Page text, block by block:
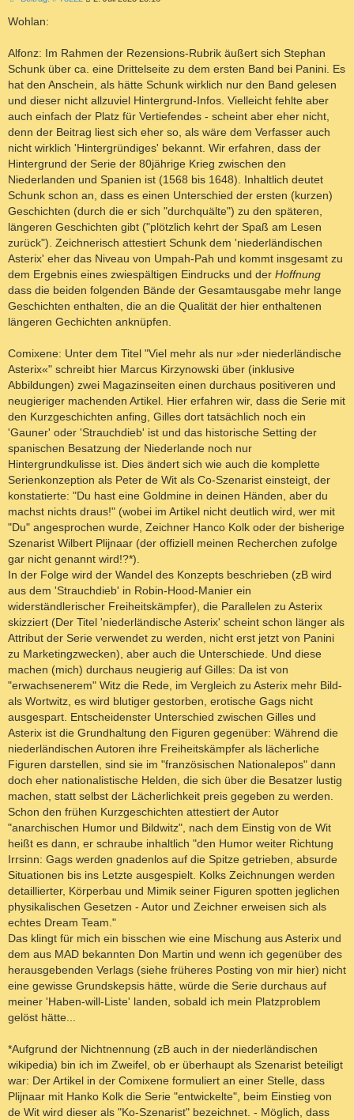
a
g
Wohlan:
Alfonz: Im Rahmen der Rezensions-Rubrik äußert sich Stephan
Schunk über ca. eine Drittelseite zu dem ersten Band bei Panini. Es
hat den Anschein, als hätte Schunk wirklich nur den Band gelesen
und dieser nicht allzuviel Hintergrund-Infos. Vielleicht fehlte aber
auch einfach der Platz für Vertiefendes - scheint aber eher nicht,
denn der Beitrag liest sich eher so, als wäre dem Verfasser auch
nicht wirklich 'Hintergründiges' bekannt. Wir erfahren, dass der
Hintergrund der Serie der 80jährige Krieg zwischen den
Niederlanden und Spanien ist (1568 bis 1648). Inhaltlich deutet
Schunk schon an, dass es einen Unterschied der ersten (kurzen)
Geschichten (durch die er sich "durchquälte") zu den späteren,
längeren Geschichten gibt ("plötzlich kehrt der Spaß am Lesen
zurück"). Zeichnerisch attestiert Schunk dem 'niederländischen
Asterix' eher das Niveau von Umpah-Pah und kommt insgesamt zu
dem Ergebnis eines zwiespältigen Eindrucks und der Hoffnung
dass die beiden folgenden Bände der Gesamtausgabe mehr lange
Geschichten enthalten, die an die Qualität der hier enthaltenen
längeren Gechichten anknüpfen.
Comixene: Unter dem Titel "Viel mehr als nur »der niederländische
Asterix«" schreibt hier Marcus Kirzynowski über (inklusive
Abbildungen) zwei Magazinseiten einen durchaus positiveren und
neugieriger machenden Artikel. Hier erfahren wir, dass die Serie mit
den Kurzgeschichten anfing, Gilles dort tatsächlich noch ein
'Gauner' oder 'Strauchdieb' ist und das historische Setting der
spanischen Besatzung der Niederlande noch nur
Hintergrundkulisse ist. Dies ändert sich wie auch die komplette
Serienkonzeption als Peter de Wit als Co-Szenarist einsteigt, der
konstatierte: "Du hast eine Goldmine in deinen Händen, aber du
machst nichts draus!" (wobei im Artikel nicht deutlich wird, wer mit
"Du" angesprochen wurde, Zeichner Hanco Kolk oder der bisherige
Szenarist Wilbert Plijnaar (der offiziell meinen Recherchen zufolge
gar nicht genannt wird!?*).
In der Folge wird der Wandel des Konzepts beschrieben (zB wird
aus dem 'Strauchdieb' in Robin-Hood-Manier ein
widerständlerischer Freiheitskämpfer), die Parallelen zu Asterix
skizziert (Der Titel 'niederländische Asterix' scheint schon länger als
Attribut der Serie verwendet zu werden, nicht erst jetzt von Panini
zu Marketingzwecken), aber auch die Unterschiede. Und diese
machen (mich) durchaus neugierig auf Gilles: Da ist von
"erwachsenerem" Witz die Rede, im Vergleich zu Asterix mehr Bild-
als Wortwitz, es wird blutiger gestorben, erotische Gags nicht
ausgespart. Entscheidenster Unterschied zwischen Gilles und
Asterix ist die Grundhaltung den Figuren gegenüber: Während die
niederländischen Autoren ihre Freiheitskämpfer als lächerliche
Figuren darstellen, sind sie im "französischen Nationalepos" dann
doch eher nationalistische Helden, die sich über die Besatzer lustig
machen, statt selbst der Lächerlichkeit preis gegeben zu werden.
Schon den frühen Kurzgeschichten attestiert der Autor
"anarchischen Humor und Bildwitz", nach dem Einstig von de Wit
heißt es dann, er schraube inhaltlich "den Humor weiter Richtung
Irrsinn: Gags werden gnadenlos auf die Spitze getrieben, absurde
Situationen bis ins Letzte ausgespielt. Kolks Zeichnungen werden
detaillierter, Körperbau und Mimik seiner Figuren spotten jeglichen
physikalischen Gesetzen - Autor und Zeichner erweisen sich als
echtes Dream Team."
Das klingt für mich ein bisschen wie eine Mischung aus Asterix und
dem aus MAD bekannten Don Martin und wenn ich gegenüber des
herausgebenden Verlags (siehe früheres Posting von mir hier) nicht
eine gewisse Grundskepsis hätte, würde die Serie durchaus auf
meiner 'Haben-will-Liste' landen, sobald ich mein Platzproblem
gelöst hätte...
*Aufgrund der Nichtnennung (zB auch in der niederländischen
wikipedia) bin ich im Zweifel, ob er überhaupt als Szenarist beteiligt
war: Der Artikel in der Comixene formuliert an einer Stelle, dass
Plijnaar mit Hanko Kolk die Serie "entwickelte", beim Einstieg von
de Wit wird dieser als "Ko-Szenarist" bezeichnet. - Möglich, dass